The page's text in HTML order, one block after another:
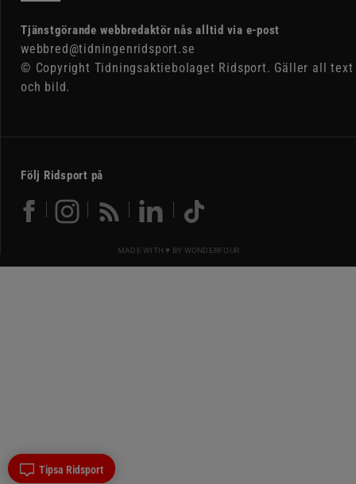
Tipsa Ridsport
Tjänstgörande webbredaktör nås alltid via e-post
webbred@tidningenridsport.se
© Copyright Tidningsaktiebolaget Ridsport. Gäller all text
och bild.
Följ Ridsport på
MADE WITH ♥ BY WONDERFOUR